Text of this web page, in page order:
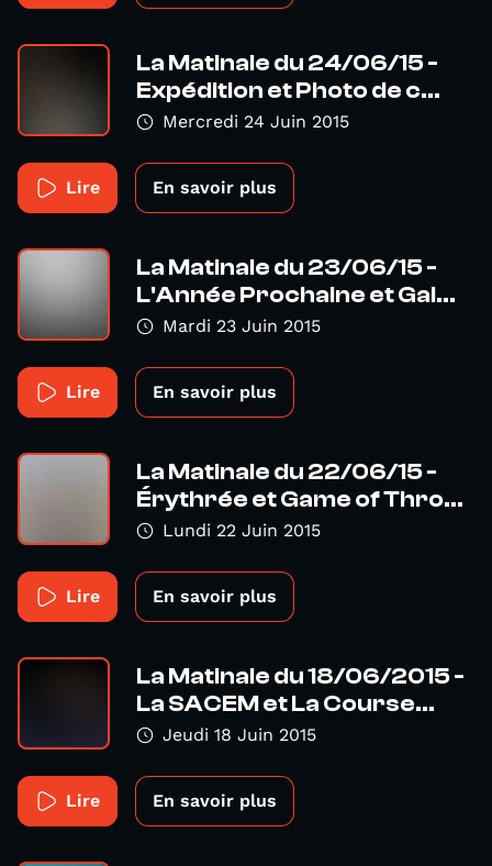
La Matinale du 24/06/15 -
Expédition et Photo de c...
Mercredi 24 Juin 2015
Lire En savoir plus
La Matinale du 23/06/15 -
L'Année Prochaine et Gal...
Mardi 23 Juin 2015
Lire En savoir plus
La Matinale du 22/06/15 -
Érythrée et Game of Thro...
Lundi 22 Juin 2015
Lire En savoir plus
La Matinale du 18/06/2015 -
La SACEM et La Course...
Jeudi 18 Juin 2015
Lire En savoir plus